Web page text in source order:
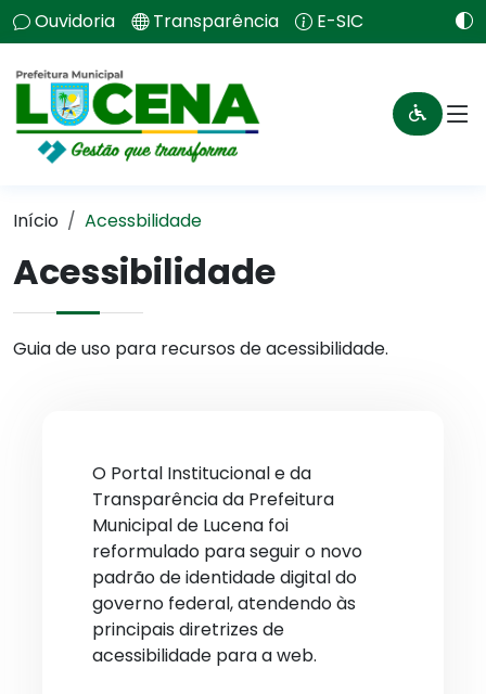
Ouvidoria Transparência E-SIC
Início Acessbilidade
Acessibilidade
Guia de uso para recursos de acessibilidade.
O Portal Institucional e da
Transparência da Prefeitura
Municipal de Lucena foi
reformulado para seguir o novo
padrão de identidade digital do
governo federal, atendendo às
principais diretrizes de
acessibilidade para a web.